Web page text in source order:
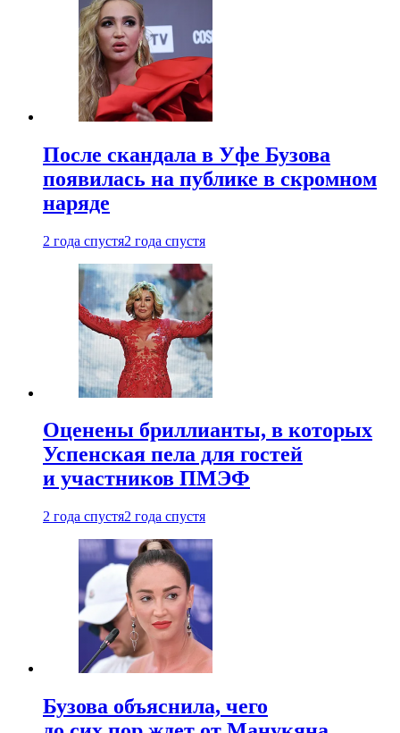
После скандала в Уфе Бузова
появилась на публике в скромном
наряде
2 года спустя2 года спустя
Оценены бриллианты, в которых
Успенская пела для гостей
и участников ПМЭФ
2 года спустя2 года спустя
Бузова объяснила, чего